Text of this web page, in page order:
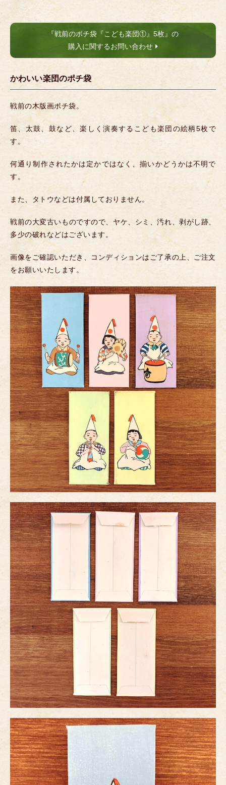
『戦前のポチ袋『こども楽団①』5枚』の
購入に関するお問い合わせ
かわいい楽団のポチ袋
戦前の木版画ポチ袋。
笛、太鼓、鼓など、楽しく演奏するこども楽団の絵柄5枚で
す。
何通り制作されたかは定かではなく、揃いかどうかは不明で
す。
また、タトウなどは付属しておりません。
戦前の大変古いものですので、ヤケ、シミ、汚れ、剥がし跡、
多少の破れなどはございます。
画像をご確認いただき、コンディションはご了承の上、ご注文
をお願いいたします。